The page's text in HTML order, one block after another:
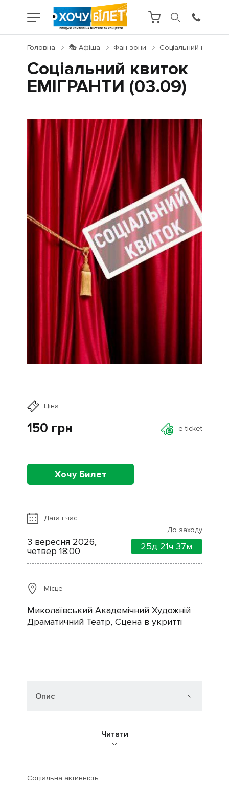
Головна 🎭 Афіша Фан зони Соціальний квиток
Соціальний квиток
ЕМІГРАНТИ (03.09)
Ціна
150 грн e-ticket
Хочу Билет
Дата і час
До заходу
3 вересня 2026,
четвер 18:00
25д 21ч 37м
Місце
Миколаївський Академічний Художній
Драматичний Театр, Сцена в укритті
Опис
Читати
Соціальна активність